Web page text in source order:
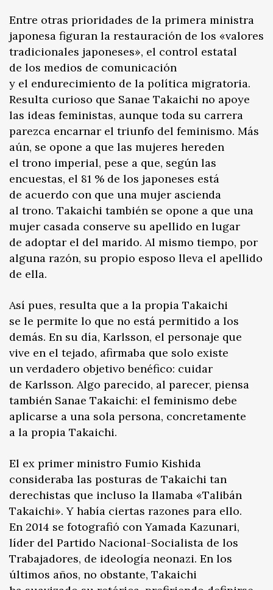
Entre otras prioridades de la primera ministra
japonesa figuran la restauración de los «valores
tradicionales japoneses», el control estatal
de los medios de comunicación
y el endurecimiento de la política migratoria.
Resulta curioso que Sanae Takaichi no apoye
las ideas feministas, aunque toda su carrera
parezca encarnar el triunfo del feminismo. Más
aún, se opone a que las mujeres hereden
el trono imperial, pese a que, según las
encuestas, el 81 % de los japoneses está
de acuerdo con que una mujer ascienda
al trono. Takaichi también se opone a que una
mujer casada conserve su apellido en lugar
de adoptar el del marido. Al mismo tiempo, por
alguna razón, su propio esposo lleva el apellido
de ella.
Así pues, resulta que a la propia Takaichi
se le permite lo que no está permitido a los
demás. En su día, Karlsson, el personaje que
vive en el tejado, afirmaba que solo existe
un verdadero objetivo benéfico: cuidar
de Karlsson. Algo parecido, al parecer, piensa
también Sanae Takaichi: el feminismo debe
aplicarse a una sola persona, concretamente
a la propia Takaichi.
El ex primer ministro Fumio Kishida
consideraba las posturas de Takaichi tan
derechistas que incluso la llamaba «Talibán
Takaichi». Y había ciertas razones para ello.
En 2014 se fotografió con Yamada Kazunari,
líder del Partido Nacional-Socialista de los
Trabajadores, de ideología neonazi. En los
últimos años, no obstante, Takaichi